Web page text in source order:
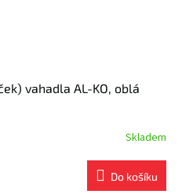
vahadla AL-KO, oblá
Skladem
Do košíku